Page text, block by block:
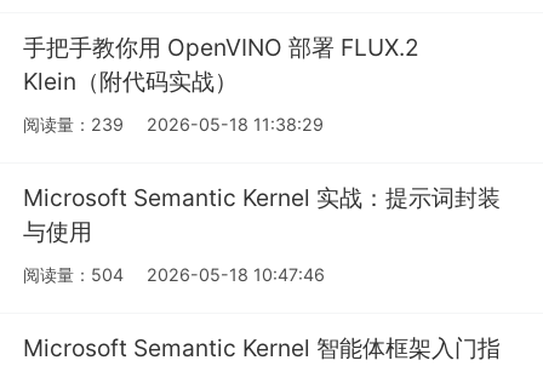
手把手教你用 OpenVINO 部署 FLUX.2
Klein（附代码实战）
阅读量：239 2026-05-18 11:38:29
Microsoft Semantic Kernel 实战：提示词封装
与使用
阅读量：504 2026-05-18 10:47:46
Microsoft Semantic Kernel 智能体框架入门指